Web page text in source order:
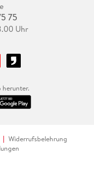
75
Uhr
herunter.
Widerrufsbelehrung